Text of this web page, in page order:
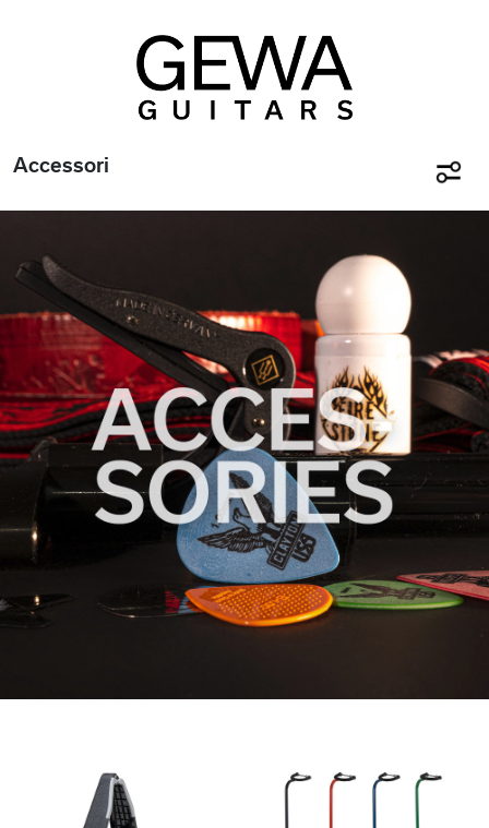
Accessori